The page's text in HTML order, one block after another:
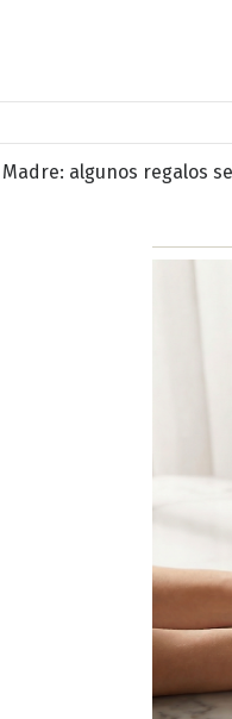
algunos regalos